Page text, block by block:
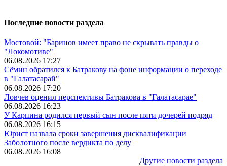
Последние новости раздела
Мостовой: "Баринов имеет право не скрывать правды о
"Локомотиве"
06.08.2026 17:27
Сёмин обратился к Батракову на фоне информации о переходе
в "Галатасарай"
06.08.2026 17:20
Ловчев оценил перспективы Батракова в "Галатасарае"
06.08.2026 16:23
У Карпина родился первый сын после пяти дочерей подряд
06.08.2026 16:15
Юрист назвала сроки завершения дисквалификации
Заболотного после вердикта по делу
06.08.2026 16:08
Другие новости раздела